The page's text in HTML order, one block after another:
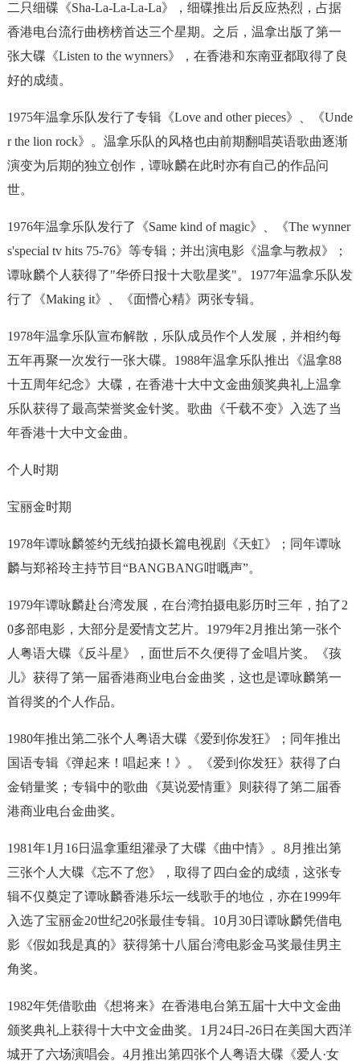
二只细碟《Sha-La-La-La-La》，细碟推出后反应热烈，占据
香港电台流行曲榜榜首达三个星期。之后，温拿出版了第一
张大碟《Listen to the wynners》，在香港和东南亚都取得了良
好的成绩。
1975年温拿乐队发行了专辑《Love and other pieces》、《Unde
r the lion rock》。温拿乐队的风格也由前期翻唱英语歌曲逐渐
演变为后期的独立创作，谭咏麟在此时亦有自己的作品问
世。
1976年温拿乐队发行了《Same kind of magic》、《The wynner
s'special tv hits 75-76》等专辑；并出演电影《温拿与教叔》；
谭咏麟个人获得了"华侨日报十大歌星奖"。1977年温拿乐队发
行了《Making it》、《面懵心精》两张专辑。
1978年温拿乐队宣布解散，乐队成员作个人发展，并相约每
五年再聚一次发行一张大碟。1988年温拿乐队推出《温拿88
十五周年纪念》大碟，在香港十大中文金曲颁奖典礼上温拿
乐队获得了最高荣誉奖金针奖。歌曲《千载不变》入选了当
年香港十大中文金曲。
个人时期
宝丽金时期
1978年谭咏麟签约无线拍摄长篇电视剧《天虹》；同年谭咏
麟与郑裕玲主持节目“BANGBANG咁嘅声”。
1979年谭咏麟赴台湾发展，在台湾拍摄电影历时三年，拍了2
0多部电影，大部分是爱情文艺片。1979年2月推出第一张个
人粤语大碟《反斗星》，面世后不久便得了金唱片奖。《孩
儿》获得了第一届香港商业电台金曲奖，这也是谭咏麟第一
首得奖的个人作品。
1980年推出第二张个人粤语大碟《爱到你发狂》；同年推出
国语专辑《弹起来！唱起来！》。《爱到你发狂》获得了白
金销量奖；专辑中的歌曲《莫说爱情重》则获得了第二届香
港商业电台金曲奖。
1981年1月16日温拿重组灌录了大碟《曲中情》。8月推出第
三张个人大碟《忘不了您》，取得了四白金的成绩，这张专
辑不仅奠定了谭咏麟香港乐坛一线歌手的地位，亦在1999年
入选了宝丽金20世纪20张最佳专辑。10月30日谭咏麟凭借电
影《假如我是真的》获得第十八届台湾电影金马奖最佳男主
角奖。
1982年凭借歌曲《想将来》在香港电台第五届十大中文金曲
颁奖典礼上获得十大中文金曲奖。1月24日-26日在美国大西洋
城开了六场演唱会。4月推出第四张个人粤语大碟《爱人·女